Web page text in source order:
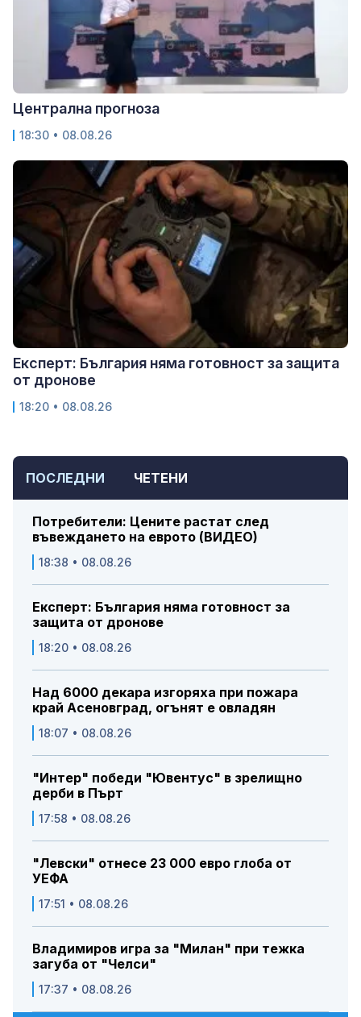
ПОСЛЕДНИ ЧЕТЕНИ
Потребители: Цените растат след
въвеждането на еврото (ВИДЕО)
18:38 • 08.08.26
Експерт: България няма готовност за
защита от дронове
18:20 • 08.08.26
Над 6000 декара изгоряха при пожара
край Асеновград, огънят е овладян
18:07 • 08.08.26
"Интер" победи "Ювентус" в зрелищно
дерби в Пърт
17:58 • 08.08.26
"Левски" отнесе 23 000 евро глоба от
УЕФА
17:51 • 08.08.26
Владимиров игра за "Милан" при тежка
загуба от "Челси"
17:37 • 08.08.26
Централна прогноза
18:30 • 08.08.26
Експерт: България няма готовност за защита
от дронове
18:20 • 08.08.26